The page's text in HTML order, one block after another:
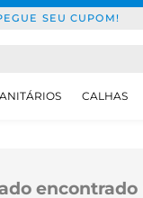
SEU CUPOM!
CALHAS
encontrado